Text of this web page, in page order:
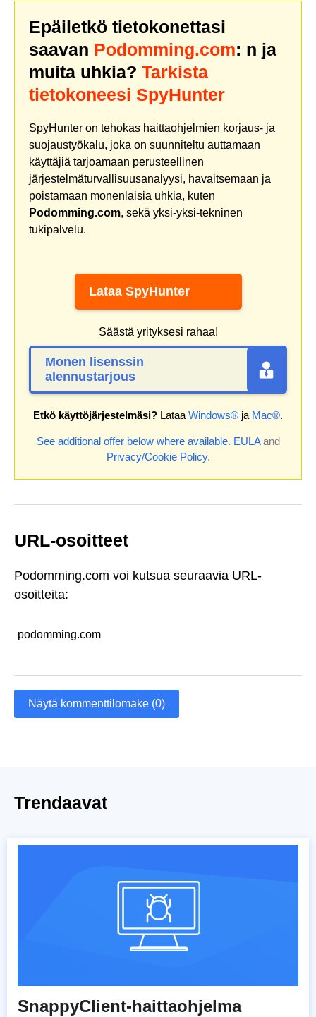
Epäiletkö tietokonettasi
saavan Podomming.com: n ja
muita uhkia? Tarkista
tietokoneesi SpyHunter
SpyHunter on tehokas haittaohjelmien korjaus- ja
suojaustyökalu, joka on suunniteltu auttamaan
käyttäjiä tarjoamaan perusteellinen
järjestelmäturvallisuusanalyysi, havaitsemaan ja
poistamaan monenlaisia uhkia, kuten
Podomming.com, sekä yksi-yksi-tekninen
tukipalvelu.
Lataa SpyHunter
Säästä yrityksesi rahaa!
Monen lisenssin
alennustarjous
Etkö käyttöjärjestelmäsi? Lataa Windows® ja Mac®.
See additional offer below where available. EULAand
Privacy/Cookie Policy.
URL-osoitteet
Podomming.com voi kutsua seuraavia URL-
osoitteita:
podomming.com
Näytä kommenttilomake (0)
Trendaavat
SnappyClient-haittaohjelma